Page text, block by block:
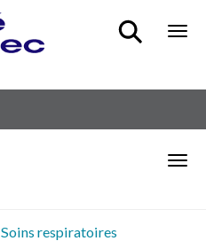
Soins respiratoires